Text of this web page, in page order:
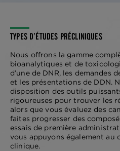
TYPES D’ÉTUDES PRÉCLINIQUES
Nous offrons la gamme
bioanalytiques et de
d’une de DNR, les demandes
et les présentations de DDN.
disposition des outils
rigoureuses pour trouver les
alors que vous évaluez des
faites progresser des
essais de première
vous appuyons également au
clinique.